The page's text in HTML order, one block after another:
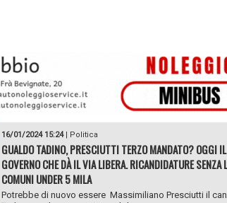
16/01/2024 15:24| Politica
GUALDO TADINO, PRESCIUTTI TERZO MANDATO? OGGI IL
GOVERNO CHE DÀ IL VIA LIBERA. RICANDIDATURE
COMUNI UNDER 5 MILA
Potrebbe di nuovo essere Massimiliano Presciutti il